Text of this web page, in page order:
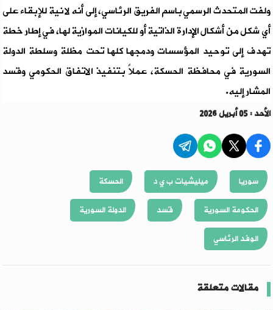
ولفت المتحدث الرسمي باسم الفريق الرئاسي، إلى أنه لا نية للإبقاء على
أي شكل من أشكال الإدارة الذاتية أو للكيانات الموازية لها، في إطار خطة
تهدف إلى توحيد المؤسسات ودمجها كلها تحت مظلة وسلطة الدولة
السورية في محافظة الحسكة، عملاً بتنفيذ الاتفاق الحكومي وقسد
المشار إليه.
الأحد : 05 أبريل 2026
سوريا ميليشيات ب ي د
الحسكة
الحكومة السورية
قسد
الدولة السورية
الوفد الرئاسي
مقالات متعلقة